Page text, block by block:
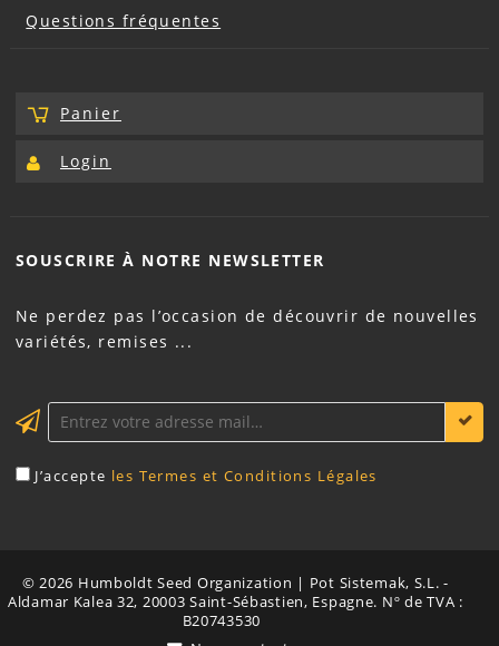
Questions fréquentes
Panier
Login
SOUSCRIRE À NOTRE NEWSLETTER
Ne perdez pas l’occasion de découvrir de nouvelles
variétés, remises ...
J’accepte les Termes et Conditions Légales
© 2026 Humboldt Seed Organization | Pot Sistemak, S.L. -
Aldamar Kalea 32, 20003 Saint-Sébastien, Espagne. Nº de TVA :
B20743530